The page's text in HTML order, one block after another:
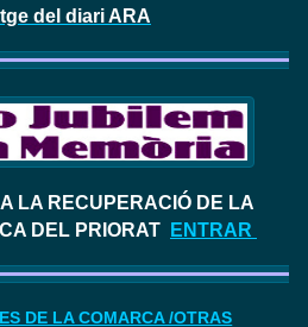
del diari ARA
LA RECUPERACIÓ DE LA
DEL PRIORAT
ENTRAR
DE LA COMARCA /OTRAS